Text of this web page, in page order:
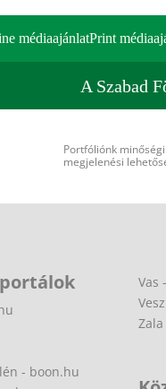
médiaajánlatPrint
A Szabad
Portfóliónk
megjelenési
- boon.hu
Vas